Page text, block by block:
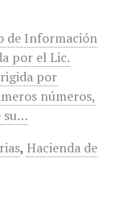
de Información
por el Lic.
por
números,
su…
, Hacienda de